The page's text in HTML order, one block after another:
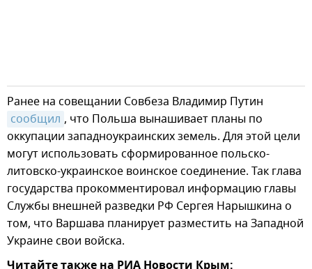
Ранее на совещании Совбеза Владимир Путин
сообщил , что Польша вынашивает планы по
оккупации западноукраинских земель. Для этой цели
могут использовать сформированное польско-
литовско-украинское воинское соединение. Так глава
государства прокомментировал информацию главы
Службы внешней разведки РФ Сергея Нарышкина о
том, что Варшава планирует разместить на Западной
Украине свои войска.